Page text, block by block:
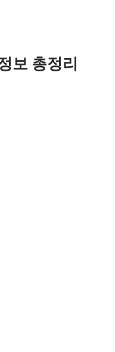
보 총정리